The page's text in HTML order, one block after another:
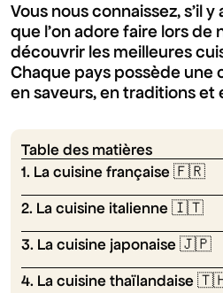
Vous nous connaissez, s'il
que l'on adore faire lors de
découvrir les meilleures
Chaque pays possède une
en saveurs, en traditions et
Table des matières
1. La cuisine française 🇫🇷
2. La cuisine italienne 🇮🇹
3. La cuisine japonaise 🇯🇵
4. La cuisine thaïlandaise